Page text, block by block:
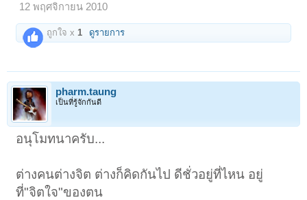
12 พฤศจิกายน 2010
ถูกใจ x1 ดูรายการ
pharm.taung
เป็นที่รู้จักกันดี
อนุโมทนาครับ...
ต่างคนต่างจิต ต่างก็คิดกันไป ดีชั่วอยู่ที่ไหน อยู่
ที่"จิตใจ"ของตน